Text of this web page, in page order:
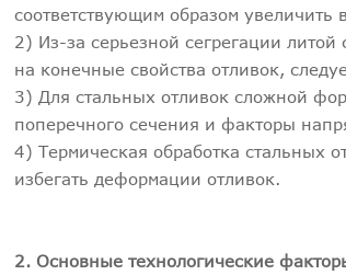
соответствующим образом
2) Из-за серьезной сегрегации
на конечные свойства отливок,
3) Для стальных отливок сложной
поперечного сечения и факторы
4) Термическая обработка стальных
избегать деформации отливок.
2. Основные технологические